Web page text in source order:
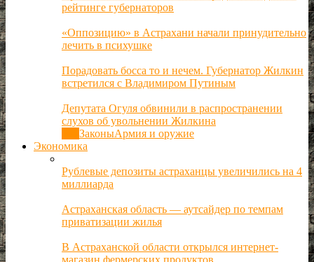
рейтинге губернаторов
«Оппозицию» в Астрахани начали принудительно
лечить в психушке
Порадовать босса то и нечем. Губернатор Жилкин
встретился с Владимиром Путиным
Депутата Огуля обвинили в распространении
слухов об увольнении Жилкина
ЗаконыАрмия и оружие
Экономика
Рублевые депозиты астраханцы увеличились на 4
миллиарда
Астраханская область — аутсайдер по темпам
приватизации жилья
В Астраханской области открылся интернет-
магазин фермерских продуктов